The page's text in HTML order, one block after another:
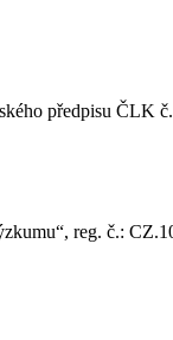
předpisu ČLK
reg. č.: